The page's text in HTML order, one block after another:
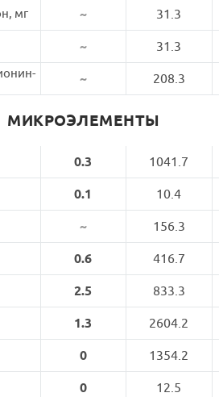
мг ~ 31.3
~ 31.3
~ 208.3
МИКРОЭЛЕМЕНТЫ
0.3 1041.7
0.1 10.4
~ 156.3
0.6 416.7
2.5 833.3
1.3 2604.2
0 1354.2
0 12.5